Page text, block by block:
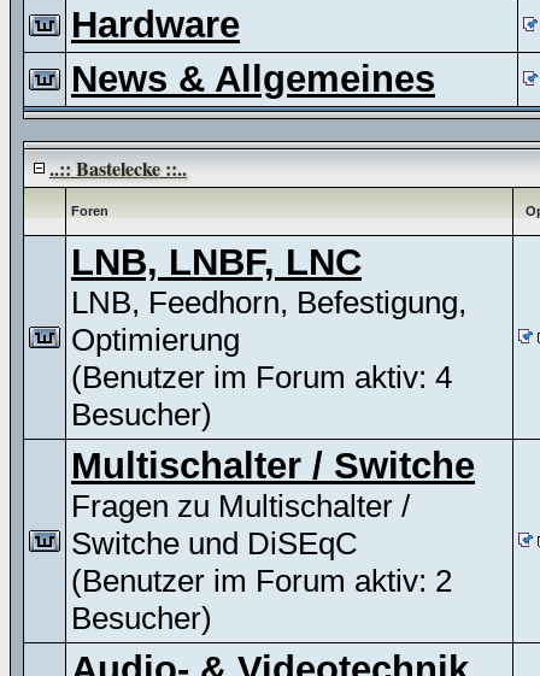
Hardware
News & Allgemeines
..:: Bastelecke ::..
Foren
LNB, LNBF, LNC
LNB, Feedhorn, Befestigung,
Optimierung
(Benutzer im Forum aktiv: 4
Besucher)
Multischalter / Switche
Fragen zu Multischalter /
Switche und DiSEqC
(Benutzer im Forum aktiv: 2
Besucher)